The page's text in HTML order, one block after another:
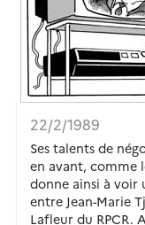
22/2/1989
Ses talents de
en avant, comme
donne ainsi à voir
entre Jean-Marie
Lafleur du RPCR.